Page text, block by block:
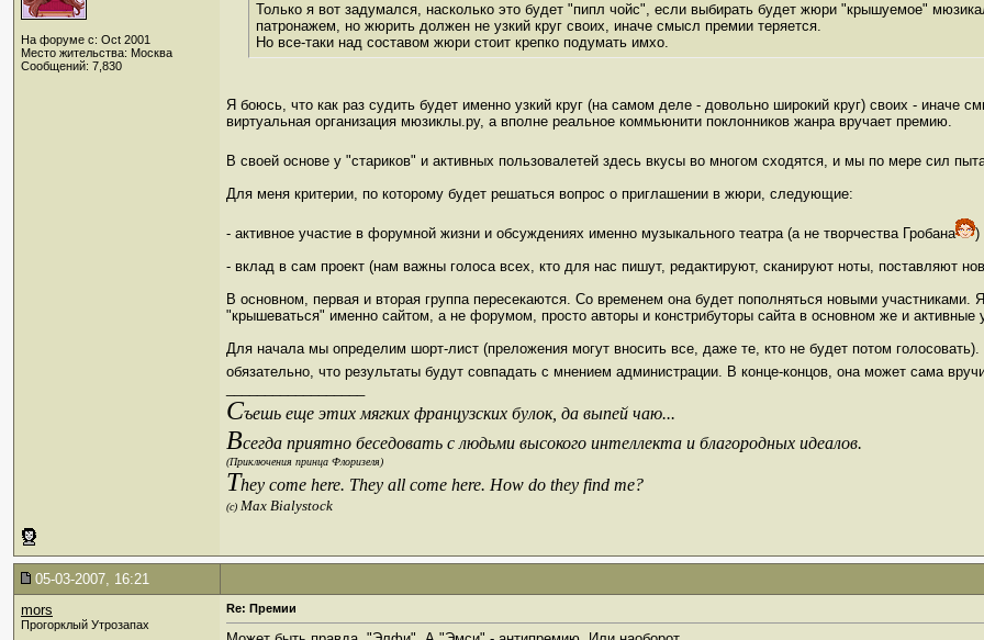
На форуме с: Oct 2001
Место жительства: Москва
Сообщений: 7,830
Только я вот задумался, насколько это будет "пипл чойс", если выбирать будет жюри "крышуемое"
патронажем, но жюрить должен не узкий круг своих, иначе смысл премии теряется.
Но все-таки над составом жюри стоит крепко подумать имхо.
Я боюсь, что как раз судить будет именно узкий круг (на самом деле - довольно широкий круг) своих - иначе
виртуальная организация мюзиклы.ру, а вполне реальное коммьюнити поклонников жанра вручает премию.
В своей основе у "стариков" и активных пользовалетей здесь вкусы во многом сходятся, и мы по мере сил
Для меня критерии, по которому будет решаться вопрос о приглашении в жюри, следующие:
- активное участие в форумной жизни и обсуждениях именно музыкального театра (а не творчества Гробана
)
- вклад в сам проект (нам важны голоса всех, кто для нас пишут, редактируют, сканируют ноты, поставляют
В основном, первая и вторая группа пересекаются. Со временем она будет пополняться новыми
"крышеваться" именно сайтом, а не форумом, просто авторы и констрибуторы сайта в основном же и активные
Для начала мы определим шорт-лист (преложения могут вносить все, даже те, кто не будет потом
обязательно, что результаты будут совпадать с мнением администрации. В конце-концов, она может сама
Съешь еще этих мягких французских булок, да выпей чаю...
Всегда приятно беседовать с людьми высокого интеллекта и благородных идеалов.
(Приключения принца Флоризеля)
They come here. They all come here. How do they find me?
(c) Max Bialystock
05-03-2007, 16:21
mors
Прогорклый Утрозапах
Re: Премии